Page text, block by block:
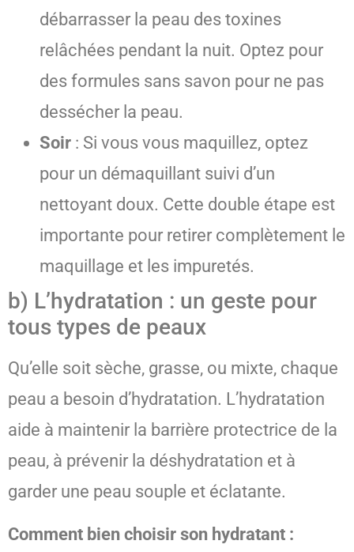
débarrasser la peau des toxines
relâchées pendant la nuit. Optez pour
des formules sans savon pour ne pas
dessécher la peau.
Soir : Si vous vous maquillez, optez
pour un démaquillant suivi d’un
nettoyant doux. Cette double étape est
importante pour retirer complètement le
maquillage et les impuretés.
b) L’hydratation : un geste pour
tous types de peaux
Qu’elle soit sèche, grasse, ou mixte, chaque
peau a besoin d’hydratation. L’hydratation
aide à maintenir la barrière protectrice de la
peau, à prévenir la déshydratation et à
garder une peau souple et éclatante.
Comment bien choisir son hydratant :